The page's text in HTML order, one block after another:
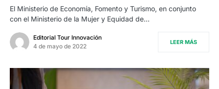
El Ministerio de Economía, Fomento y Turismo, en conjunto
con el Ministerio de la Mujer y Equidad de…
Editorial Tour Innovación
4 de mayo de 2022
LEER MÁS